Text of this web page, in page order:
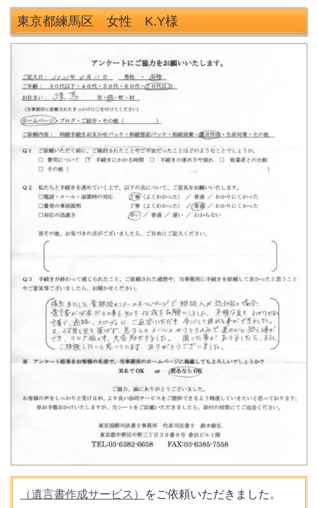
東京都練馬区 女性 K.Y様
（遺言書作成サービス） をご依頼いただきました。